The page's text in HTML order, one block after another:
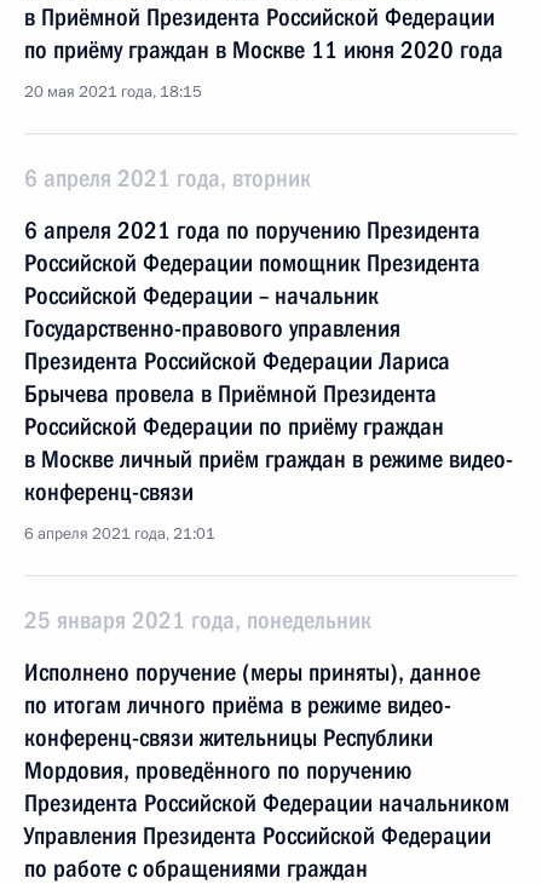
в Приёмной Президента Российской Федерации
по приёму граждан в Москве 11 июня 2020 года
20 мая 2021 года, 18:15
6 апреля 2021 года, вторник
6 апреля 2021 года по поручению Президента
Российской Федерации помощник Президента
Российской Федерации – начальник
Государственно-правового управления
Президента Российской Федерации Лариса
Брычева провела в Приёмной Президента
Российской Федерации по приёму граждан
в Москве личный приём граждан в режиме видео-
конференц-связи
6 апреля 2021 года, 21:01
25 января 2021 года, понедельник
Исполнено поручение (меры приняты), данное
по итогам личного приёма в режиме видео-
конференц-связи жительницы Республики
Мордовия, проведённого по поручению
Президента Российской Федерации начальником
Управления Президента Российской Федерации
по работе с обращениями граждан